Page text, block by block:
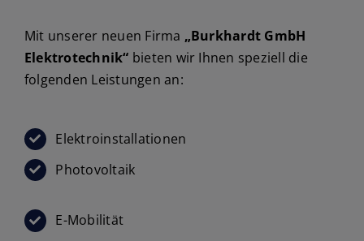
Mit unserer neuen Firma „Burkhardt GmbH
Elektrotechnik“ bieten wir Ihnen speziell die
folgenden Leistungen an:
Elektroinstallationen
Photovoltaik
E-Mobilität